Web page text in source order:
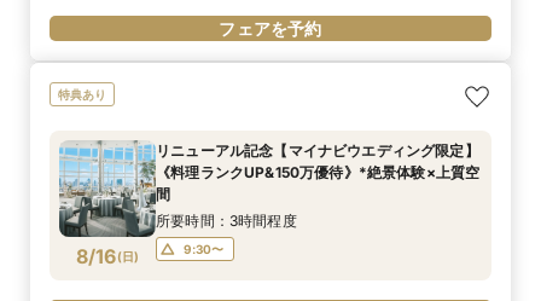
フェアを予約
特典あり
8/16(日)
リニューアル記念【マイナビウエディング限定】
《料理ランクUP&150万優待》*絶景体験×上質空
間
所要時間：3時間程度
9:30〜